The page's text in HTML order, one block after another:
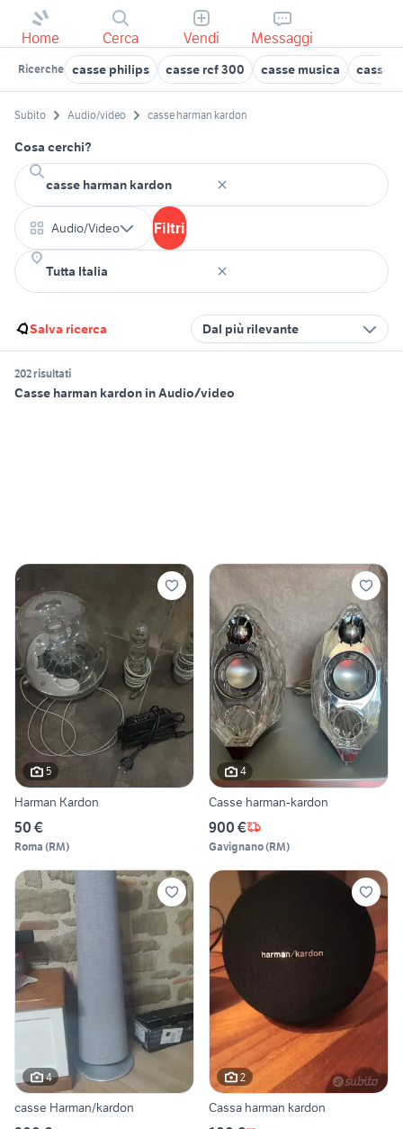
Home Cerca Vendi Messaggi
Ricerche casse philips casse rcf 300 casse musica casse
Subito Audio/video casse harman kardon
Cosa cerchi?
Audio/Video Filtri
Salva ricerca Dal più rilevante
202 risultati
Casse harman kardon in Audio/video
5
Harman Kardon
50 €
Roma (RM)
4
Casse harman-kardon
900 €
Gavignano(RM)
4
casse Harman/kardon
2
Cassa harman kardon